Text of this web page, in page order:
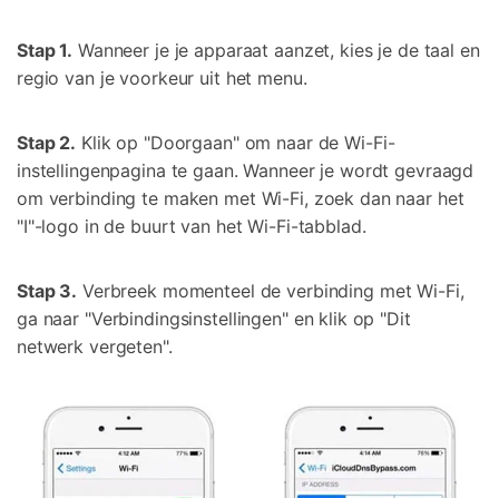
Stap 1. Wanneer je je apparaat aanzet, kies je de taal en
regio van je voorkeur uit het menu.
Stap 2. Klik op "Doorgaan" om naar de Wi-Fi-
instellingenpagina te gaan. Wanneer je wordt gevraagd
om verbinding te maken met Wi-Fi, zoek dan naar het
"I"-logo in de buurt van het Wi-Fi-tabblad.
Stap 3. Verbreek momenteel de verbinding met Wi-Fi,
ga naar "Verbindingsinstellingen" en klik op "Dit
netwerk vergeten".